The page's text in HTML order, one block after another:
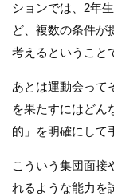
ションでは、2年
ど、複数の条件が
考えるということ
あとは運動会って
を果たすにはどん
的」を明確にして
こういう集団面接
れるような能力を